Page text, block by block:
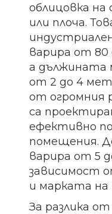
облицовка на
или плоча.
варира от 80
а дължината
от 2 до 4
от огромния
са
ефективно
помещения.
варира от 5
зависимост
и марката на
За разлика